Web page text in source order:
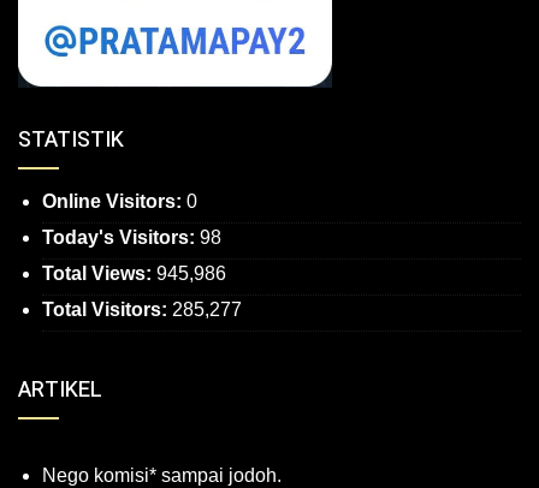
STATISTIK
Online Visitors: 0
Today's Visitors: 98
Total Views: 945,986
Total Visitors: 285,277
ARTIKEL
Nego komisi* sampai jodoh.